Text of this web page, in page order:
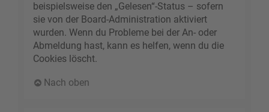
beispielsweise den „Gelesen“-Status – sofern
sie von der Board-Administration aktiviert
wurden. Wenn du Probleme bei der An- oder
Abmeldung hast, kann es helfen, wenn du die
Cookies löscht.
Nach oben